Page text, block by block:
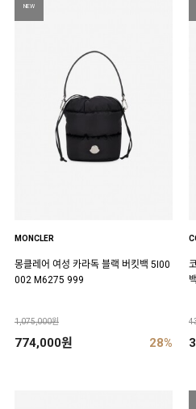
NEW
MONCLER
몽클레어 여성 카라독 블랙 버킷백 5I00
002 M6275 999
1,075,000원
774,000원 28%